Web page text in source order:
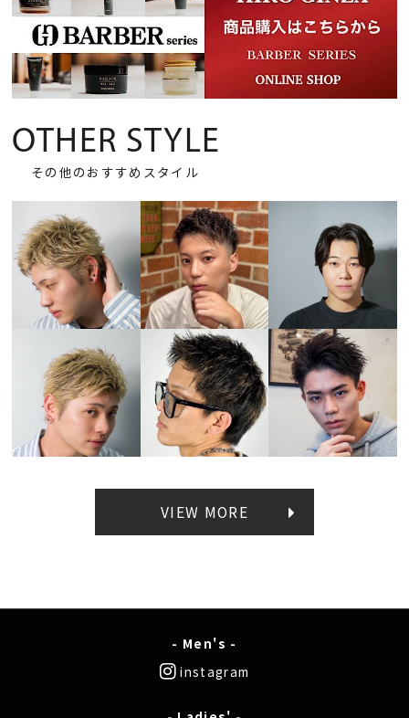
OTHER STYLE
その他のおすすめスタイル
VIEW MORE
- Men's -
instagram